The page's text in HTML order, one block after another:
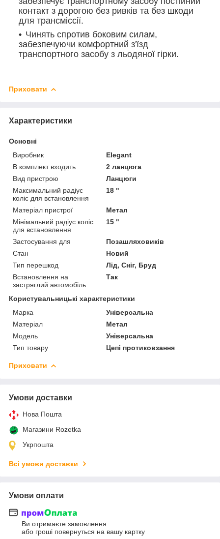
контакт з дорогою без ривків та без шкоди
для трансміссії.
Чинять спротив боковим силам,
забезпечуючи комфортний з'їзд
транспортного засобу з льодяної гірки.
Приховати
Характеристики
Основні
Виробник
Elegant
В комплект входить
2 ланцюга
Вид пристрою
Ланцюги
Максимальний радіус
коліс для встановлення
18 "
Матеріал пристрої
Метал
Мінімальний радіус коліс
для встановлення
15 "
Застосування для
Позашляховиків
Стан
Новий
Тип перешкод
Лід, Сніг, Бруд
Встановлення на
застряглий автомобіль
Так
Користувальницькі характеристики
Марка
Універсальна
Матеріал
Метал
Мoдель
Універсальна
Тип товару
Цепі протиковзання
Приховати
Умови доставки
Нова Пошта
Магазини Rozetka
Укрпошта
Всі умови доставки
Умови оплати
Ви отримаєте замовлення
або гроші повернуться на вашу картку